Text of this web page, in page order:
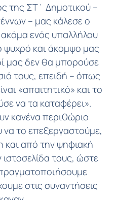
της ΣΤ΄ Δημοτικού –
– μας κάλεσε ο
ενός υπαλλήλου
ψυχρό και άκομψο μας
μας δεν θα μπορούσε
τους, επειδή – όπως
«απαιτητικό» και το
να τα καταφέρει».
κανένα περιθώριο
το επεξεργαστούμε,
και από την ψηφιακή
τους, ώστε
στις συναντήσεις